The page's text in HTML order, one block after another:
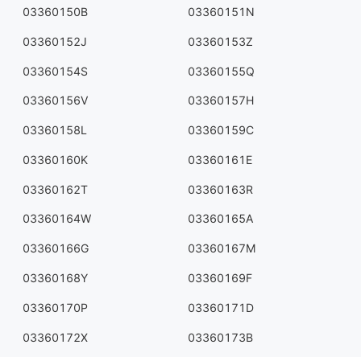
03360150B 03360151N
03360152J 03360153Z
03360154S 03360155Q
03360156V 03360157H
03360158L 03360159C
03360160K 03360161E
03360162T 03360163R
03360164W 03360165A
03360166G 03360167M
03360168Y 03360169F
03360170P 03360171D
03360172X 03360173B